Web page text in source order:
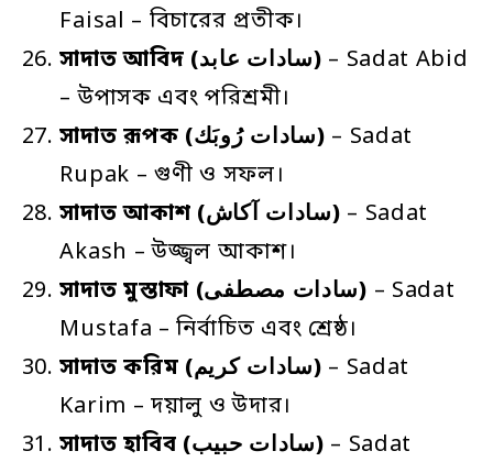
Faisal – বিচারের প্রতীক।
সাদাত আবিদ (سادات عابد) – Sadat Abid
– উপাসক এবং পরিশ্রমী।
সাদাত রূপক (سادات رُوبَك) – Sadat
Rupak – গুণী ও সফল।
সাদাত আকাশ (سادات آكاش) – Sadat
Akash – উজ্জ্বল আকাশ।
সাদাত মুস্তাফা (سادات مصطفى) – Sadat
Mustafa – নির্বাচিত এবং শ্রেষ্ঠ।
সাদাত করিম (سادات كريم) – Sadat
Karim – দয়ালু ও উদার।
সাদাত হাবিব (سادات حبيب) – Sadat